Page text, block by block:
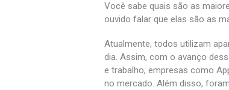
Você sabe quais são as
ouvido falar que elas são as
Atualmente, todos utilizam
dia. Assim, com o avanço
e trabalho, empresas como
no mercado. Além disso,